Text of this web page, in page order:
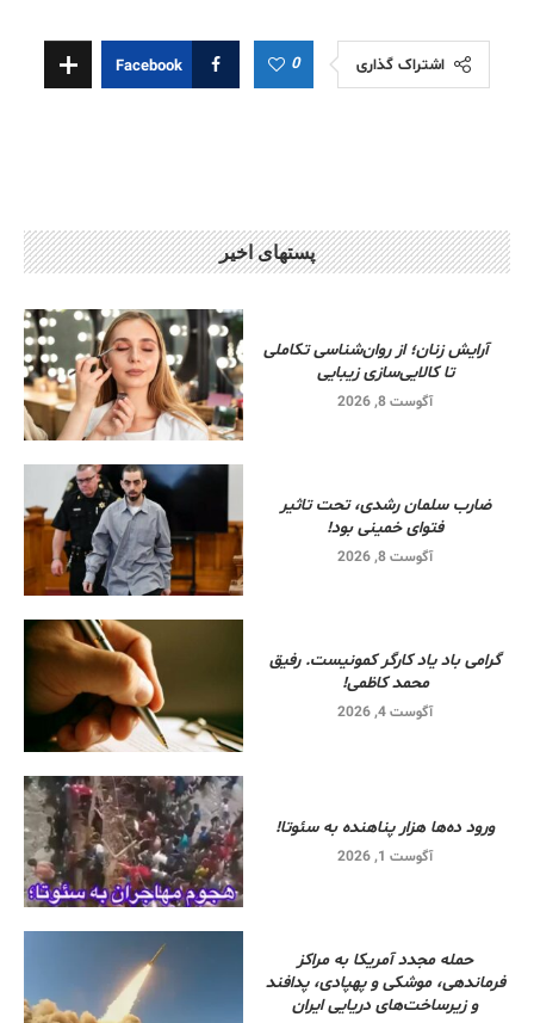
اشتراک گذاری 0
Facebook
پستهای اخیر
آرایش زنان؛ از روان‌شناسی تکاملی
تا کالایی‌سازی زیبایی
آگوست 8, 2026
ضارب سلمان رشدی، تحت تاثیر
فتوای خمینی بود!
آگوست 8, 2026
گرامی باد یاد کارگر کمونیست. رفیق
محمد کاظمی!
آگوست 4, 2026
ورود ده‌ها هزار پناهنده به سئوتا!
آگوست 1, 2026
حمله مجدد آمریکا به مراکز
فرماندهی، موشکی و پهپادی، پدافند
و زیرساخت‌های دریایی ایران